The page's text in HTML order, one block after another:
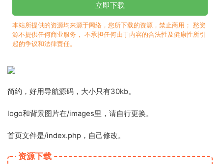
立即下载
本站所提供的资源均来源于网络，您所下载的资源，禁止商用； 愁资
源不提供任何商业服务， 不承担任何由于内容的合法性及健康性所引
起的争议和法律责任。
简约，好用导航源码，大小只有30kb。
logo和背景图片在/images里，请自行更换。
首页文件是/index.php，自己修改。
资源下载